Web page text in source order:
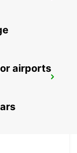
airports